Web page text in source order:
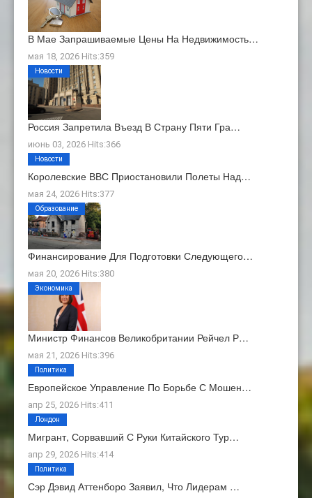
В Мае Запрашиваемые Цены На Недвижимость…
мая 18, 2026 Hits:359
Россия Запретила Въезд В Страну Пяти Гра…
июнь 03, 2026 Hits:366
Новости
Королевские ВВС Приостановили Полеты Над…
мая 24, 2026 Hits:377
Новости
Финансирование Для Подготовки Следующего…
мая 20, 2026 Hits:380
Образование
Министр Финансов Великобритании Рейчел Р…
мая 21, 2026 Hits:396
Экономика
Европейское Управление По Борьбе С Мошен…
апр 25, 2026 Hits:411
Политика
Мигрант, Сорвавший С Руки Китайского Тур…
апр 29, 2026 Hits:414
Лондон
Сэр Дэвид Аттенборо Заявил, Что Лидерам …
Политика